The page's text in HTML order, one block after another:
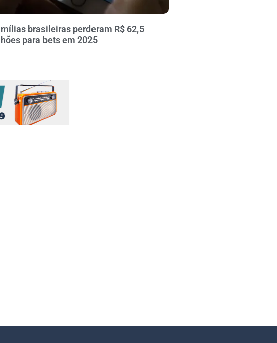
brasileiras perderam R$ 62,5
para bets em 2025